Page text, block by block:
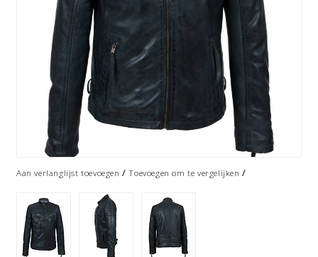
Aan verlanglijst toevoegen /Toevoegen om te vergelijken /